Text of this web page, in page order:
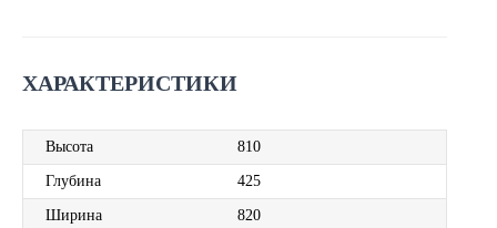
ХАРАКТЕРИСТИКИ
Высота 810
Глубина 425
Ширина 820